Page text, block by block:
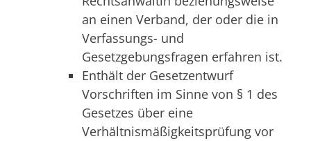
an einen Verband, der oder die in
Verfassungs- und
Gesetzgebungsfragen erfahren ist.
Enthält der Gesetzentwurf
Vorschriften im Sinne von § 1 des
Gesetzes über eine
Verhältnismäßigkeitsprüfung vor